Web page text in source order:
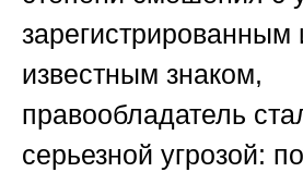
известным знаком,
правообладатель
серьезной угрозой: